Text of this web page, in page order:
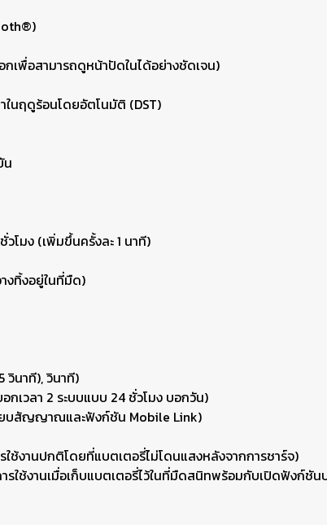
เพื่อสามารถดูหน้าปัดในได้อย่างชัดเจน)
ในฤดูร้อนโดยอัตโนมัติ (DST)
น
วโมง (เพิ่มขึ้นครั้งละ 1 นาที)
งทิ้งอยู่ในที่มืด)
วินาที), วินาที)
กเวลา 2 ระบบแบบ 24 ชั่วโมง บอกวัน)
ยบสัญญาณและฟังก์ชัน Mobile Link)
ใช้งานปกติโดยที่แบตเตอรี่ไม่โดนแสงหลังจากการชาร์จ)
ารใช้งานเมื่อเก็บแบตเตอรี่ไว้ในที่มืดสนิทพร้อมกับเปิดฟังก์